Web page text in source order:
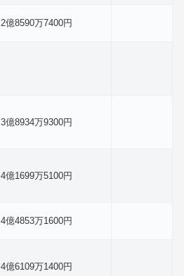
2億8590万7400円
3億8934万9300円
4億1699万5100円
4億4853万1600円
4億6109万1400円